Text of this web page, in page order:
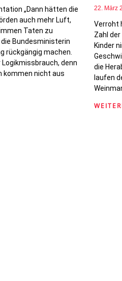
„Dann hätten die
auch mehr Luft,
Taten zu
die Bundesministerin
rückgängig machen.
Logikmissbrauch, denn
kommen nicht aus
22. März
Verroht
Zahl
Kinder
die
laufen